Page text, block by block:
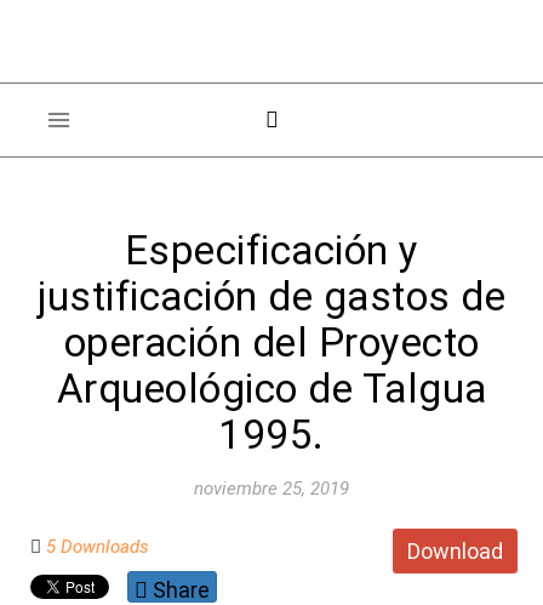
Especificación y
justificación de gastos de
operación del Proyecto
Arqueológico de Talgua
1995.
noviembre 25, 2019
Download
5 Downloads
Share